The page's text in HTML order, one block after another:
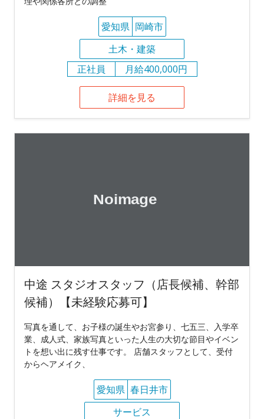
愛知県 岡崎市
土木・建築
正社員
月給400,000円
詳細を見る
中途 スタジオスタッフ（店長候補、幹部
候補）【未経験応募可】
写真を通して、お子様の誕生やお宮参り、七五三、入学卒
業、成人式、家族写真といった人生の大切な節目やイベン
トを想い出に残す仕事です。 店舗スタッフとして、受付
からヘアメイク、
愛知県 春日井市
サービス